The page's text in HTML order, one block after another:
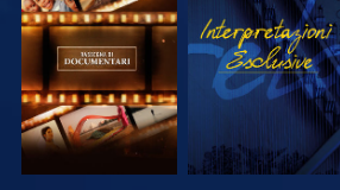
ESPLORA LE
SERIE
GUARDA